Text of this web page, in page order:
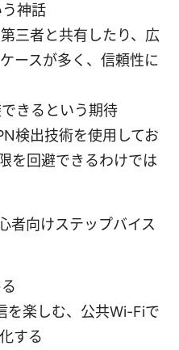
神話
三者と共有したり、広
ースが多く、信頼性に
きるという期待
検出技術を使用してお
を回避できるわけでは
者向けステップバイス
を楽しむ、公共Wi-Fiで
する